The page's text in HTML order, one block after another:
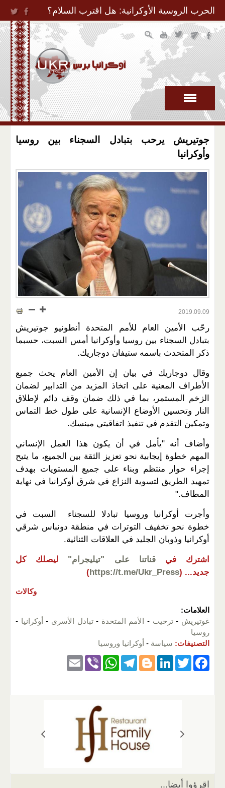
Jump to Navigation
الحرب الروسية الأوكرانية: هل اقترب السلام؟
جوتيريش يرحب بتبادل السجناء بين روسيا
وأوكرانيا
2019.09.09
رحّب الأمين العام للأمم المتحدة أنطونيو جوتيريش
بتبادل السجناء بين روسيا وأوكرانيا أمس السبت، حسبما
ذكر المتحدث باسمه ستيفان دوجاريك.
وقال دوجاريك في بيان إن الأمين العام يحث جميع
الأطراف المعنية على اتخاذ المزيد من التدابير لضمان
الزخم المستمر، بما في ذلك ضمان وقف دائم لإطلاق
النار وتحسين الأوضاع الإنسانية على طول خط التماس
وتمكين التقدم في تنفيذ اتفاقيتي مينسك.
وأضاف أنه "يأمل في أن يكون هذا العمل الإنساني
المهم خطوة إيجابية نحو تعزيز الثقة بين الجميع، ما يتيح
إجراء حوار منتظم وبناء على جميع المستويات بهدف
تمهيد الطريق لتسوية النزاع في شرق أوكرانيا في نهاية
المطاف."
وأجرت أوكرانيا وروسيا تبادلا للسجناء السبت في
خطوة نحو تخفيف التوترات في منطقة دونباس شرقي
أوكرانيا وذوبان الجليد في العلاقات الثنائية.
اشترك في قناتنا على "تيليجرام"
ليصلك كل
جديد... (
https://t.me/Ukr_Press
)
وكالات
العلامات:
غوتيريش -ترحيب - الأمم المتحدة -تبادل الأسرى - أوكرانيا -
روسيا
التصنيفات: سياسة - أوكرانيا وروسيا
F
k
T
Li
dI
n
Bl
er
T
a
m
W
s
A
p
Vi
اقرؤوا أيضا...